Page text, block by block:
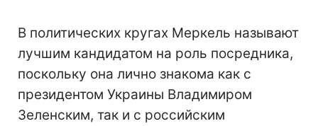
В политических кругах Меркель называют
лучшим кандидатом на роль посредника,
поскольку она лично знакома как с
президентом Украины Владимиром
Зеленским, так и с российским